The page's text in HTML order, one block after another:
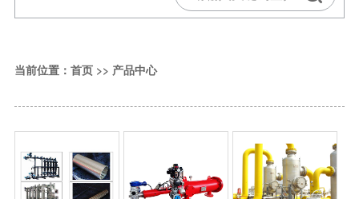
自清洗过滤器
当前位置： 首页>> 产品中心